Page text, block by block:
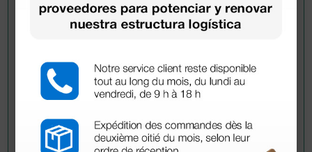
Pregúntale a un colega
¿Todavía tienes alguna duda? ¿Necesitas más
Envía ahora mismo tu pregunta a los colegas que ya
han adquirido este producto.